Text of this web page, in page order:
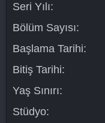
Seri Yılı:
Bölüm Sayısı:
Başlama Tarihi:
Bitiş Tarihi:
Yaş Sınırı:
Stüdyo: